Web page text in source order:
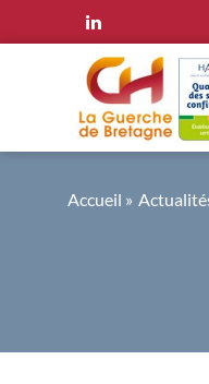
Accueil »
Panneau de gestion des